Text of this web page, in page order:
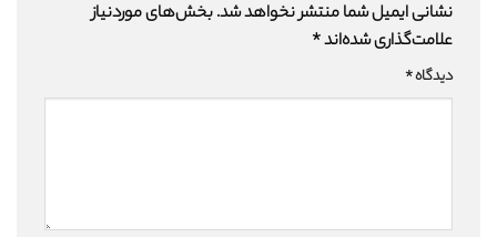
نشانی ایمیل شما منتشر نخواهد شد.بخش‌های موردنیاز
علامت‌گذاری شده‌اند*
دیدگاه*